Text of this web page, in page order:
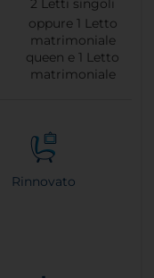
2 Letti singoli
oppure 1 Letto
matrimoniale
queen e1 Letto
matrimoniale
Rinnovato